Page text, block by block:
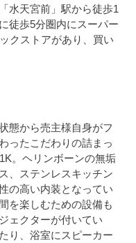
水天宮前」駅から徒歩1
徒歩5分圏内にスーパー
クストアがあり、買い
態から売主様自身がフ
ったこだわりの詰まっ
。ヘリンボーンの無垢
、ステンレスキッチン
の高い内装となってい
を楽しむための設備も
ェクターが付いてい
り、浴室にスピーカー